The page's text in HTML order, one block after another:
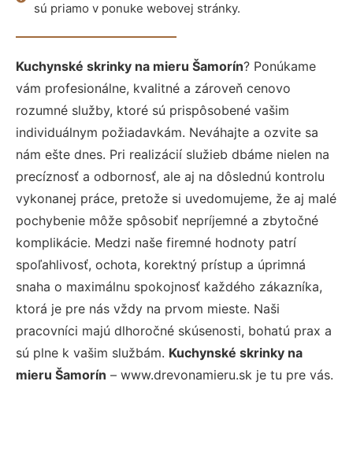
sú priamo v ponuke webovej stránky.
Kuchynské skrinky na mieru Šamorín? Ponúkame
vám profesionálne, kvalitné a zároveň cenovo
rozumné služby, ktoré sú prispôsobené vašim
individuálnym požiadavkám. Neváhajte a ozvite sa
nám ešte dnes. Pri realizácií služieb dbáme nielen na
precíznosť a odbornosť, ale aj na dôslednú kontrolu
vykonanej práce, pretože si uvedomujeme, že aj malé
pochybenie môže spôsobiť nepríjemné a zbytočné
komplikácie. Medzi naše firemné hodnoty patrí
spoľahlivosť, ochota, korektný prístup a úprimná
snaha o maximálnu spokojnosť každého zákazníka,
ktorá je pre nás vždy na prvom mieste. Naši
pracovníci majú dlhoročné skúsenosti, bohatú prax a
sú plne k vašim službám. Kuchynské skrinky na
mieru Šamorín – www.drevonamieru.sk je tu pre vás.